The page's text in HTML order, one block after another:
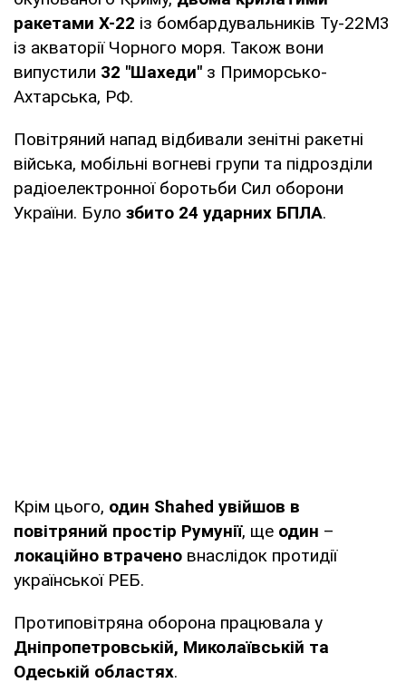
ракетами Х-22 із бомбардувальників Ту-22М3
із акваторії Чорного моря. Також вони
випустили 32 "Шахеди" з Приморсько-
Ахтарська, РФ.
Повітряний напад відбивали зенітні ракетні
війська, мобільні вогневі групи та підрозділи
радіоелектронної боротьби Сил оборони
України. Було збито 24 ударних БПЛА.
Крім цього, один Shahed увійшов в
повітряний простір Румунії, ще один –
локаційно втрачено внаслідок протидії
української РЕБ.
Протиповітряна оборона працювала у
Дніпропетровській, Миколаївській та
Одеській областях.